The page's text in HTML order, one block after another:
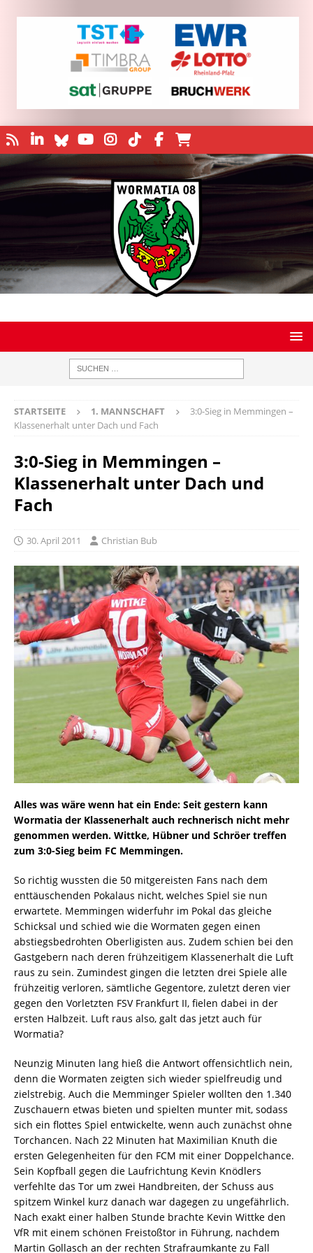
STARTSEITE 1. MANNSCHAFT
3:0-Sieg in Memmingen –
Klassenerhalt unter Dach und Fach
3:0-Sieg in Memmingen –
Klassenerhalt unter Dach und
Fach
30. April 2011 Christian Bub
Alles was wäre wenn hat ein Ende: Seit gestern kann
Wormatia der Klassenerhalt auch rechnerisch nicht mehr
genommen werden. Wittke, Hübner und Schröer treffen
zum 3:0-Sieg beim FC Memmingen.
So richtig wussten die 50 mitgereisten Fans nach dem
enttäuschenden Pokalaus nicht, welches Spiel sie nun
erwartete. Memmingen widerfuhr im Pokal das gleiche
Schicksal und schied wie die Wormaten gegen einen
abstiegsbedrohten Oberligisten aus. Zudem schien bei den
Gastgebern nach deren frühzeitigem Klassenerhalt die Luft
raus zu sein. Zumindest gingen die letzten drei Spiele alle
frühzeitig verloren, sämtliche Gegentore, zuletzt deren vier
gegen den Vorletzten FSV Frankfurt II, fielen dabei in der
ersten Halbzeit. Luft raus also, galt das jetzt auch für
Wormatia?
Neunzig Minuten lang hieß die Antwort offensichtlich nein,
denn die Wormaten zeigten sich wieder spielfreudig und
zielstrebig. Auch die Memminger Spieler wollten den 1.340
Zuschauern etwas bieten und spielten munter mit, sodass
sich ein flottes Spiel entwickelte, wenn auch zunächst ohne
Torchancen. Nach 22 Minuten hat Maximilian Knuth die
ersten Gelegenheiten für den FCM mit einer Doppelchance.
Sein Kopfball gegen die Laufrichtung Kevin Knödlers
verfehlte das Tor um zwei Handbreiten, der Schuss aus
spitzem Winkel kurz danach war dagegen zu ungefährlich.
Nach exakt einer halben Stunde brachte Kevin Wittke den
VfR mit einem schönen Freistoßtor in Führung, nachdem
Martin Gollasch an der rechten Strafraumkante zu Fall